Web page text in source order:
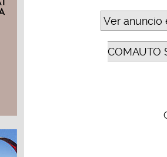
Ver anuncio
COMAUTO